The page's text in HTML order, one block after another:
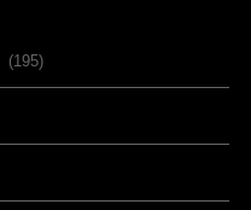
(195)